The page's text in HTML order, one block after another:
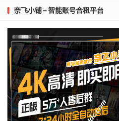
奈飞小铺 – 智能账号合租平台